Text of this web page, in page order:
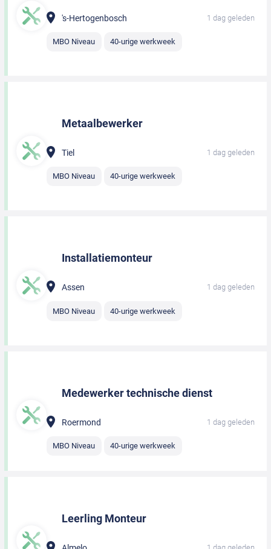
's-Hertogenbosch 1 dag geleden
MBO Niveau 40-urige werkweek
Metaalbewerker
Tiel 1 dag geleden
MBO Niveau 40-urige werkweek
Installatiemonteur
Assen 1 dag geleden
MBO Niveau 40-urige werkweek
Medewerker technische dienst
Roermond 1 dag geleden
MBO Niveau 40-urige werkweek
Leerling Monteur